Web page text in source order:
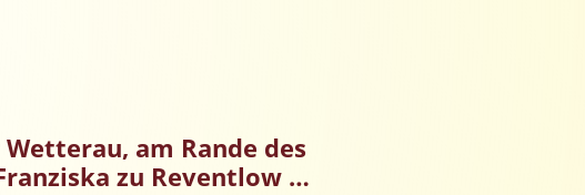
am Rande des
zu Reventlow …